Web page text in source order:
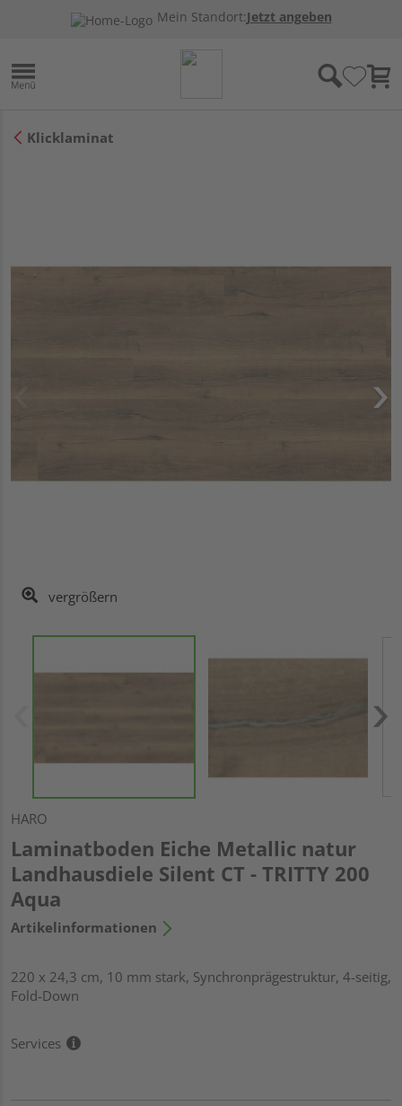
Mein Standort:Jetzt angeben
Klicklaminat
vergrößern
HARO
Laminatboden Eiche Metallic natur
Landhausdiele Silent CT - TRITTY 200
Aqua
Artikelinformationen
220 x 24,3 cm, 10 mm stark, Synchronprägestruktur, 4-seitig,
Fold-Down
Services